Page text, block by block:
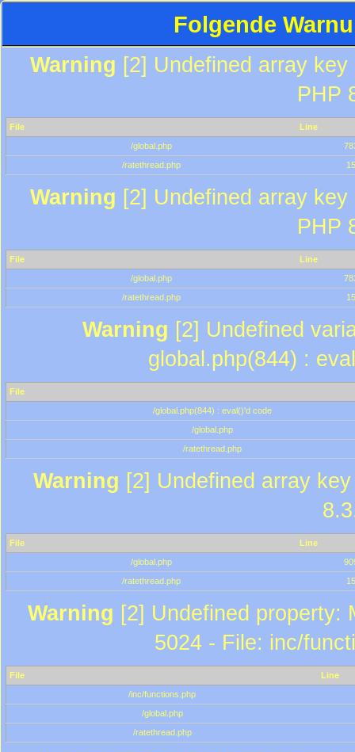
Folgende
Warning [2] Undefined array
PHP
File
Line
/global.php
/ratethread.php
15
Warning [2] Undefined array
PHP
File
Line
/global.php
/ratethread.php
15
Warning [2] Undefined
global.php(844) :
File
/global.php(844) : eval()'d code
/global.php
/ratethread.php
Warning [2] Undefined array
File
Line
/global.php
/ratethread.php
15
Warning [2] Undefined property:
5024 - File: inc/
File
Line
/inc/functions.php
/global.php
/ratethread.php